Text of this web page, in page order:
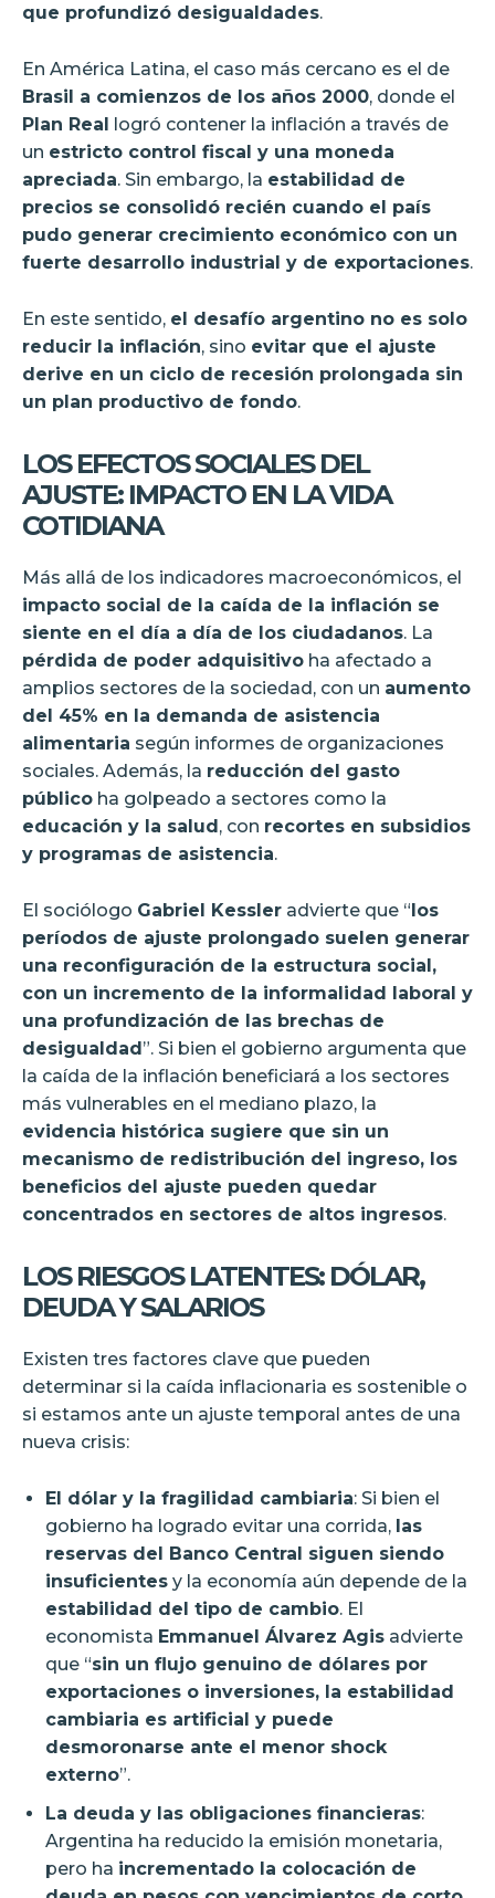
que profundizó desigualdades.
En América Latina, el caso más cercano es el de
Brasil a comienzos de los años 2000, donde el
Plan Real logró contener la inflación a través de
un estricto control fiscal y una moneda
apreciada. Sin embargo, la estabilidad de
precios se consolidó recién cuando el país
pudo generar crecimiento económico con un
fuerte desarrollo industrial y de exportaciones.
En este sentido, el desafío argentino no es solo
reducir la inflación, sino evitar que el ajuste
derive en un ciclo de recesión prolongada sin
un plan productivo de fondo.
LOS EFECTOS SOCIALES DEL
AJUSTE: IMPACTO EN LA VIDA
COTIDIANA
Más allá de los indicadores macroeconómicos, el
impacto social de la caída de la inflación se
siente en el día a día de los ciudadanos. La
pérdida de poder adquisitivo ha afectado a
amplios sectores de la sociedad, con un aumento
del 45% en la demanda de asistencia
alimentaria según informes de organizaciones
sociales. Además, la reducción del gasto
público ha golpeado a sectores como la
educación y la salud, con recortes en subsidios
y programas de asistencia.
El sociólogo Gabriel Kessler advierte que “los
períodos de ajuste prolongado suelen generar
una reconfiguración de la estructura social,
con un incremento de la informalidad laboral y
una profundización de las brechas de
desigualdad”. Si bien el gobierno argumenta que
la caída de la inflación beneficiará a los sectores
más vulnerables en el mediano plazo, la
evidencia histórica sugiere que sin un
mecanismo de redistribución del ingreso, los
beneficios del ajuste pueden quedar
concentrados en sectores de altos ingresos.
LOS RIESGOS LATENTES: DÓLAR,
DEUDA Y SALARIOS
Existen tres factores clave que pueden
determinar si la caída inflacionaria es sostenible o
si estamos ante un ajuste temporal antes de una
nueva crisis:
El dólar y la fragilidad cambiaria: Si bien el
gobierno ha logrado evitar una corrida, las
reservas del Banco Central siguen siendo
insuficientes y la economía aún depende de la
estabilidad del tipo de cambio. El
economista Emmanuel Álvarez Agis advierte
que “sin un flujo genuino de dólares por
exportaciones o inversiones, la estabilidad
cambiaria es artificial y puede
desmoronarse ante el menor shock
externo”.
La deuda y las obligaciones financieras:
Argentina ha reducido la emisión monetaria,
pero ha incrementado la colocación de